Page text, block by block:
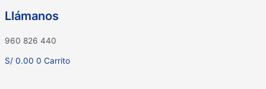
Llámanos
960 826 440
S/ 0.00 0 Carrito